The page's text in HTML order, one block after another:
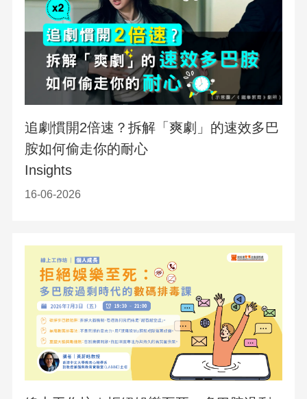
追劇慣開2倍速？拆解「爽劇」的速效多巴
胺如何偷走你的耐心
Insights
16-06-2026